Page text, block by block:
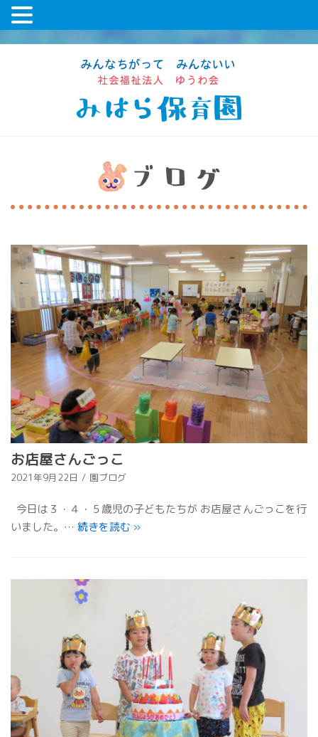
コ
プ
お店屋さんごっこ
2021年9月22日 園ブログ
今日は３・４・５歳児の子どもたちが お店屋さんごっこを行
いました。… 続きを読む »